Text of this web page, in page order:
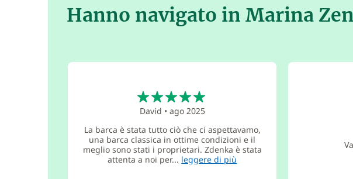
Hanno navigato in Marina
David • ago 2025
La barca è stata tutto ciò che ci aspettavamo,
una barca classica in ottime condizioni e il
meglio sono stati i proprietari. Zdenka è stata
attenta a noi per... leggere di più